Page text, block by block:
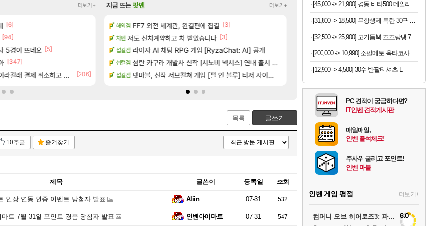
더보기+
[6]
[94]
5경이 뜨네요 [5]
[347]
래 결제 취소하고 나왔다 [206]
로아 너넨 대난 함부로 가지 마라.. [45]
디아4 Ssf 정의를 내려 버린 디시인 [6]
메이플 게이머라면 필수로 알아야 할 것 [116]
로아 100:8 보다 효율이 좋은 상향된 아제나 ㄷㄷ [101]
LoL 야동 투척하고 간다 [14]
메이플 우리 나라의 주적은??
[137]
메이플 빵값 문의 후기 [82]
로아 벨가 하드 찐 투력컷 [35]
메이플 레테 재사용 17번 터짐 [76]
로아
벨가르딘 나이트메어 TOP 10 직업별 분포
지금 뜨는팟벤 더보기+
습니다.
개
는 법
트 (8/5)
션 정보/공략글 모음
해외겜 FF7 외전 세계관, 완결편에 집결 [3]
차벤 저도 신차계약하고 차 받았습니다 [3]
섭컬겜 라이자 AI 채팅 RPG 게임 [RyzaChat: AI] 공개
섭컬겜 섬란 카구라 개발사 신작 [시노비 넥서스] 연내 출시 예정
섭컬겜 넷마블, 신작 서브컬쳐 게임 [펄 인 블루] 티저 사이트 오픈
비스트 챕터별 길찾기/지도 공략 (1 ~ 12장)
아주프로 4컷 만화 | 야간 보초는 너무 힘들어
해외겜 스위치2판 ‘몬헌 와일즈’, 30~40fps 목표
리밋제로 테스트 때는 로비에 온라인 기능이 있는데
PV 비스트 오브 리인카네이션 오픈 트레일러
목록 글쓰기
10추글 즐겨찾기
제목 글쓴이 등록일 조회
인장 연동 인증 이벤트 당첨자 발표 Aliin 07-31 532
마트 7월 31일 포인트 경품 당첨자 발표 인벤아이마트 07-31 547
[45,000 -> 21,900] 경동 비타500 데일리스틱 180포
[31,800 -> 18,500] 무항생제 특란 30구 x 2세트
[32,500 -> 25,900] 고기듬뿍 꼬꼬랑땡 700g x 3개
[200,000 -> 10,990] 소팔메토 옥타코사놀 포맨 x 2박스
[12,900 -> 4,500] 30수 반팔티셔츠 L
PC 견적이 궁금하다면?
IT인벤 견적게시판
매일매일,
인벤 출석체크!
주사위 굴리고 포인트!
인벤 마블
인벤 게임 평점 더보기+
컴퍼니 오브 히어로즈3: 파이널 스탠드 6.0